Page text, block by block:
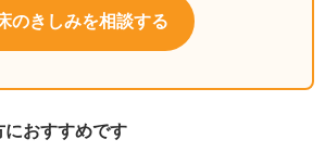
のきしみを相談する
におすすめです